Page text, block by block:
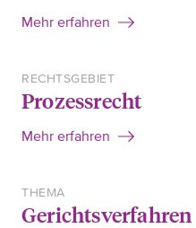
Mehr erfahren
RECHTSGEBIET
Prozessrecht
Mehr erfahren
THEMA
Gerichtsverfahren